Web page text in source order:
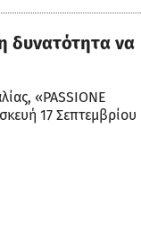
δυνατότητα να
«PASSIONE
17 Σεπτεμβρίου